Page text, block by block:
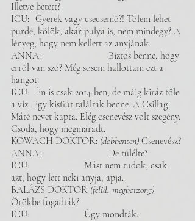
Illetve betett?
ICU: 	Gyerek vagy csecsemő?! Tőlem lehet
purdé, kölök, akár pulya is, nem mindegy? A
lényeg, hogy nem kellett az anyjának.
ANNA:	 		Biztos benne, hogy
erről van szó? Még sosem hallottam ezt a
hangot.
ICU: 	Én is csak 2014-ben, de máig kiráz tőle
a víz. Egy kisfiút találtak benne. A Csillag
Máté nevet kapta. Elég csenevész volt szegény.
Csoda, hogy megmaradt.
KOWACH DOKTOR: (döbbenten) Csenevész?
ANNA: 			De túlélte?
ICU: 			Mást nem tudok, csak
azt, hogy lett neki anyja, apja.
BALÁZS DOKTOR (felül, megborzong)
Örökbe fogadták?
ICU: 			Úgy mondták.